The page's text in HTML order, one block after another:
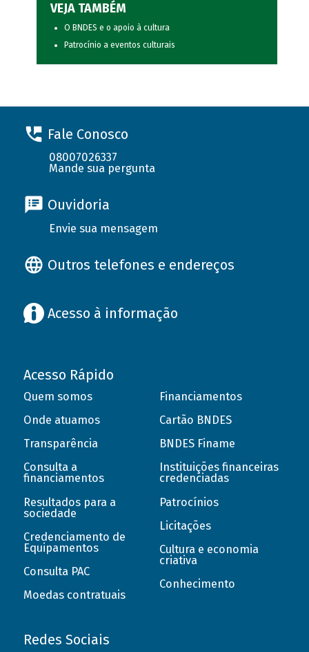
VEJA TAMBÉM
O BNDES e o apoio à cultura
Patrocínio a eventos culturais
Fale Conosco
08007026337
Mande sua pergunta
Ouvidoria
Envie sua mensagem
Outros telefones e endereços
Acesso à informação
Acesso Rápido
Quem somos
Onde atuamos
Transparência
Consulta a
financiamentos
Resultados para a
sociedade
Credenciamento de
Equipamentos
Consulta PAC
Moedas contratuais
Financiamentos
Cartão BNDES
BNDES Finame
Instituições financeiras
credenciadas
Patrocínios
Licitações
Cultura e economia
criativa
Conhecimento
Redes Sociais